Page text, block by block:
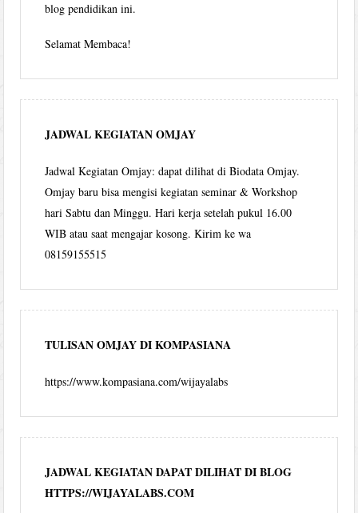
blog pendidikan ini.
Selamat Membaca!
JADWAL KEGIATAN OMJAY
Jadwal Kegiatan Omjay: dapat dilihat di Biodata Omjay.
Omjay baru bisa mengisi kegiatan seminar & Workshop
hari Sabtu dan Minggu. Hari kerja setelah pukul 16.00
WIB atau saat mengajar kosong. Kirim ke wa
08159155515
TULISAN OMJAY DI KOMPASIANA
https://www.kompasiana.com/wijayalabs
JADWAL KEGIATAN DAPAT DILIHAT DI BLOG
HTTPS://WIJAYALABS.COM